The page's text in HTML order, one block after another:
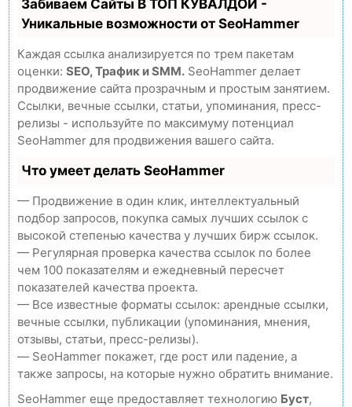
Забиваем Сайты В ТОП КУВАЛДОЙ -
Уникальные возможности от SeoHammer
Каждая ссылка анализируется по трем пакетам
оценки: SEO, Трафик и SMM. SeoHammer делает
продвижение сайта прозрачным и простым занятием.
Ссылки, вечные ссылки, статьи, упоминания, пресс-
релизы - используйте по максимуму потенциал
SeoHammer для продвижения вашего сайта.
Что умеет делать SeoHammer
— Продвижение в один клик, интеллектуальный
подбор запросов, покупка самых лучших ссылок с
высокой степенью качества у лучших бирж ссылок.
— Регулярная проверка качества ссылок по более
чем 100 показателям и ежедневный пересчет
показателей качества проекта.
— Все известные форматы ссылок: арендные ссылки,
вечные ссылки, публикации (упоминания, мнения,
отзывы, статьи, пресс-релизы).
— SeoHammer покажет, где рост или падение, а
также запросы, на которые нужно обратить внимание.
SeoHammer еще предоставляет технологию Буст,